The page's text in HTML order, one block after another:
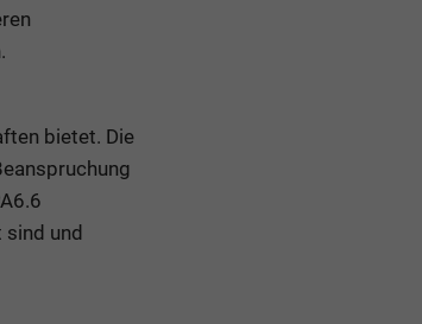
bietet. Die
sind und